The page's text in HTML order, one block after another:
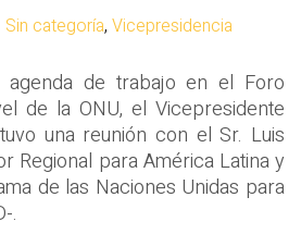
Sin categoría, Vicepresidencia
de trabajo en el Foro
de la ONU, el Vicepresidente
una reunión con el Sr. Luis
Regional para América Latina y
de las Naciones Unidas para
.